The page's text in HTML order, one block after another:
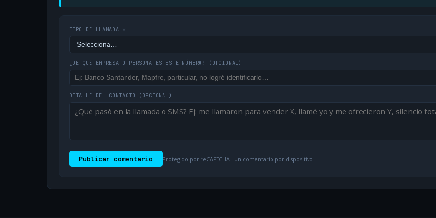
TIPO DE LLAMADA *
¿DE QUÉ EMPRESA O PERSONA ES ESTE NÚMERO? (OPCIONAL)
DETALLE DEL CONTACTO (OPCIONAL)
Publicar comentario Protegido por reCAPTCHA · Un comentario por dispositivo